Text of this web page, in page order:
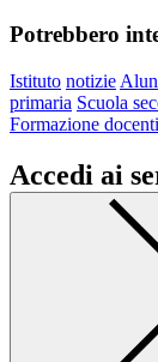
Potrebbero
Istituto notizie
primaria Scuola
Formazione docenti
Accedi ai